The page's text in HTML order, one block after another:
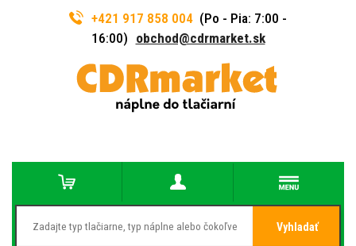
+421 917 858 004 (Po - Pia: 7:00 -
16:00) obchod@cdrmarket.sk
Vyhladať